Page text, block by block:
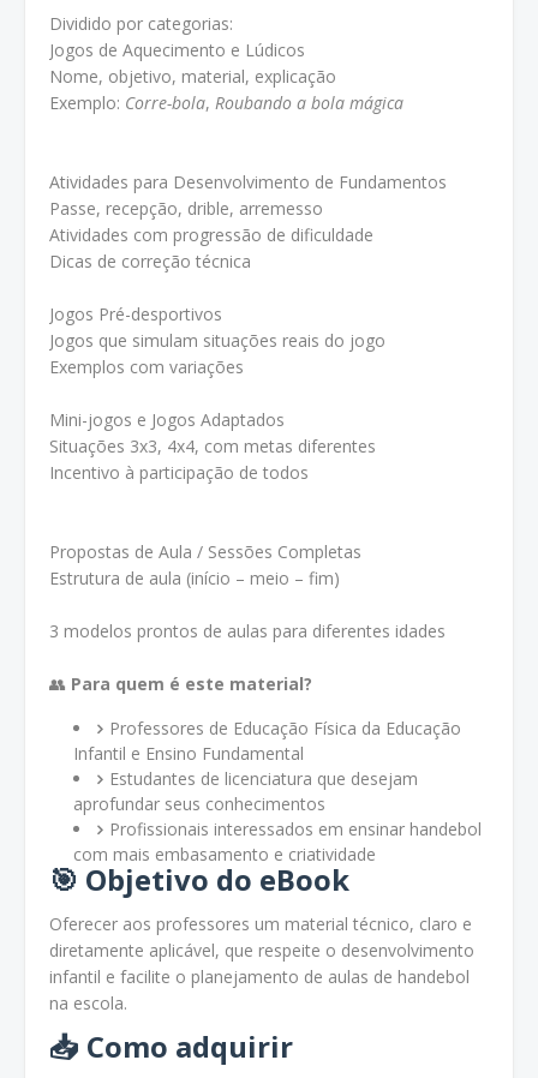
Dividido por categorias:
Jogos de Aquecimento e Lúdicos
Nome, objetivo, material, explicação
Exemplo: Corre-bola, Roubando a bola mágica
Atividades para Desenvolvimento de Fundamentos
Passe, recepção, drible, arremesso
Atividades com progressão de dificuldade
Dicas de correção técnica
Jogos Pré-desportivos
Jogos que simulam situações reais do jogo
Exemplos com variações
Mini-jogos e Jogos Adaptados
Situações 3x3, 4x4, com metas diferentes
Incentivo à participação de todos
Propostas de Aula / Sessões Completas
Estrutura de aula (início – meio – fim)
3 modelos prontos de aulas para diferentes idades
👥 Para quem é este material?
Professores de Educação Física da Educação
Infantil e Ensino Fundamental
Estudantes de licenciatura que desejam
aprofundar seus conhecimentos
Profissionais interessados em ensinar handebol
com mais embasamento e criatividade
🎯 Objetivo do eBook
Oferecer aos professores um material técnico, claro e
diretamente aplicável, que respeite o desenvolvimento
infantil e facilite o planejamento de aulas de handebol
na escola.
📥 Como adquirir